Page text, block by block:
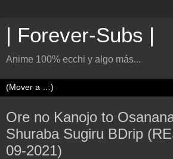
| Forever-Subs |
Anime 100% ecchi y algo más...
Ore no Kanojo to
Shuraba Sugiru BDrip
09-2021)